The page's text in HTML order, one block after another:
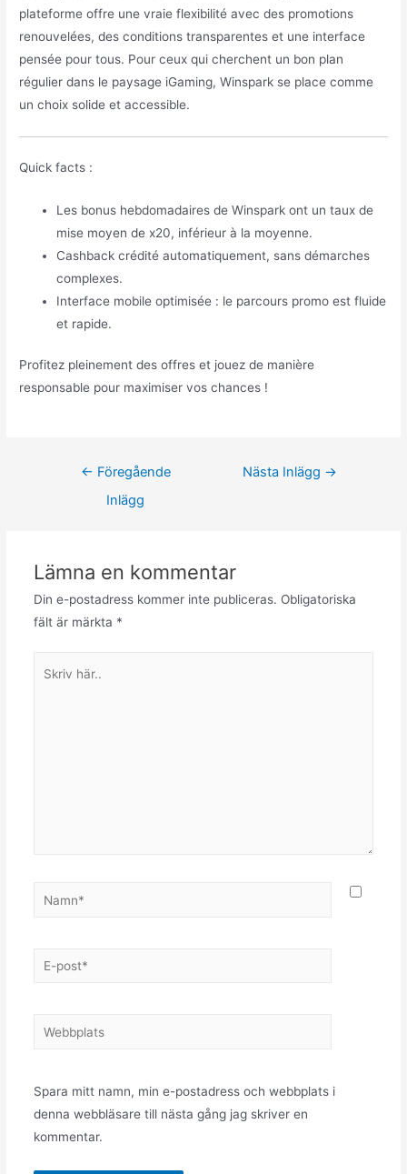
plateforme offre une vraie flexibilité avec des promotions
renouvelées, des conditions transparentes et une interface
pensée pour tous. Pour ceux qui cherchent un bon plan
régulier dans le paysage iGaming, Winspark se place comme
un choix solide et accessible.
Quick facts :
Les bonus hebdomadaires de Winspark ont un taux de
mise moyen de x20, inférieur à la moyenne.
Cashback crédité automatiquement, sans démarches
complexes.
Interface mobile optimisée : le parcours promo est fluide
et rapide.
Profitez pleinement des offres et jouez de manière
responsable pour maximiser vos chances !
← Föregående
Inlägg
Nästa Inlägg →
Lämna en kommentar
Din e-postadress kommer inte publiceras. Obligatoriska
fält är märkta *
Spara mitt namn, min e-postadress och webbplats i
denna webbläsare till nästa gång jag skriver en
kommentar.